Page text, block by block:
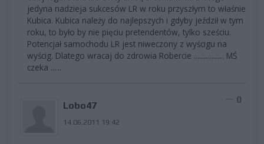
jedyna nadzieja sukcesów LR w roku przyszłym to właśnie
Kubica. Kubica należy do najlepszych i gdyby jeździł w tym
roku, to było by nie pięciu pretendentów, tylko sześciu.
Potencjał samochodu LR jest niweczony z wyścigu na
wyścig. Dlatego wracaj do zdrowia Robercie ................. MŚ
czeka ......
Lobo47
14.06.2011 19:42
0